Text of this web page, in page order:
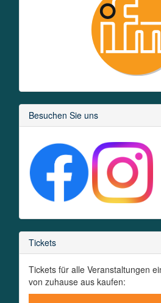
Besuchen Sie uns
Tickets
Tickets für alle Veranstaltungen
von zuhause aus kaufen: